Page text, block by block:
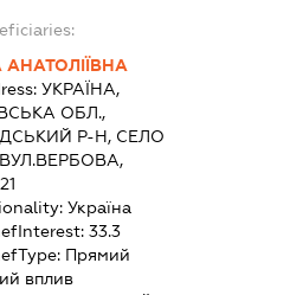
УКРАЇНА,
ОБЛ.,
Р-Н, СЕЛО
Україна
33.3
Прямий
вплив